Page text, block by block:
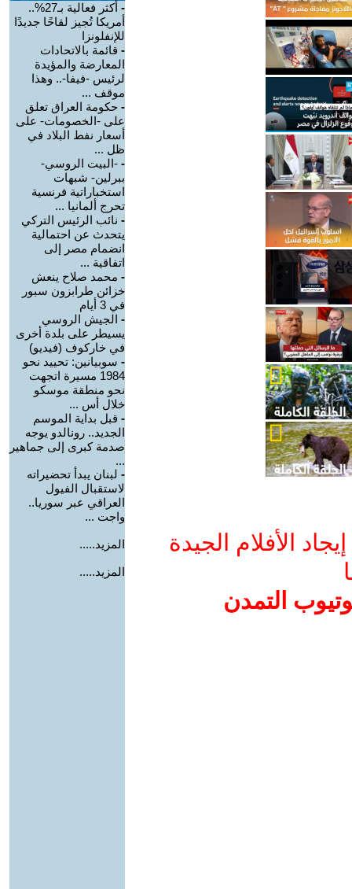
الأفلام الجيدة
التمدن
-
أكثر فعالية بـ27%..
أمريكا تُجيز لقاحًا جديدًا
للإنفلونزا
- قائمة بالاتحادات
المعارضة والمؤيدة
لرئيس -فيفا-.. وهذا
موقف ...
- حكومة العراق تعلق
على -الخصومات- على
أسعار نفط البلاد في
ظل ...
- -البيت الروسي-
ببرلين- شبهات
استخباراتية فرنسية
تحرج ألمانيا ...
- نائب الرئيس التركي
يتحدث عن احتمالية
انضمام مصر إلى
اتفاقية ...
- محمد صلاح ينعش
خزائن طرابزون سبور
في 3 أيام
- الجيش الروسي
يسيطر على بلدة أخرى
في خاركوف (فيديو)
- سوبيانين: تحييد نحو
1984 مسيرة اتجهت
نحو منطقة موسكو
خلال أس ...
- قبل بداية الموسم
الجديد.. رونالدو يوجه
صدمة كبرى إلى جماهير
...
- لبنان يبدأ تحضيراته
لاستقبال الفيول
العراقي عبر سوريا..
واجت ...
المزيد.....
المزيد.....